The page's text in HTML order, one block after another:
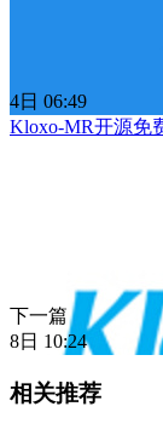
4日 06:49
Kloxo-MR开源免
下一篇
8日 10:24
相关推荐